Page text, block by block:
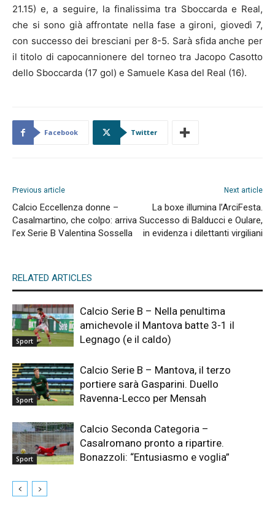
21.15) e, a seguire, la finalissima tra Sboccarda e Real,
che si sono già affrontate nella fase a gironi, giovedì 7,
con successo dei bresciani per 8-5. Sarà sfida anche per
il titolo di capocannionere del torneo tra Jacopo Casotto
dello Sboccarda (17 gol) e Samuele Kasa del Real (16).
Facebook Twitter
Previous article
Calcio Eccellenza donne –
Casalmartino, che colpo: arriva
l’ex Serie B Valentina Sossella
Next article
La boxe illumina l’ArciFesta.
Successo di Balducci e Oulare,
in evidenza i dilettanti virgiliani
RELATED ARTICLES
Sport
Calcio Serie B – Nella penultima
amichevole il Mantova batte 3-1 il
Legnago (e il caldo)
Sport
Calcio Serie B – Mantova, il terzo
portiere sarà Gasparini. Duello
Ravenna-Lecco per Mensah
Sport
Calcio Seconda Categoria –
Casalromano pronto a ripartire.
Bonazzoli: “Entusiasmo e voglia”